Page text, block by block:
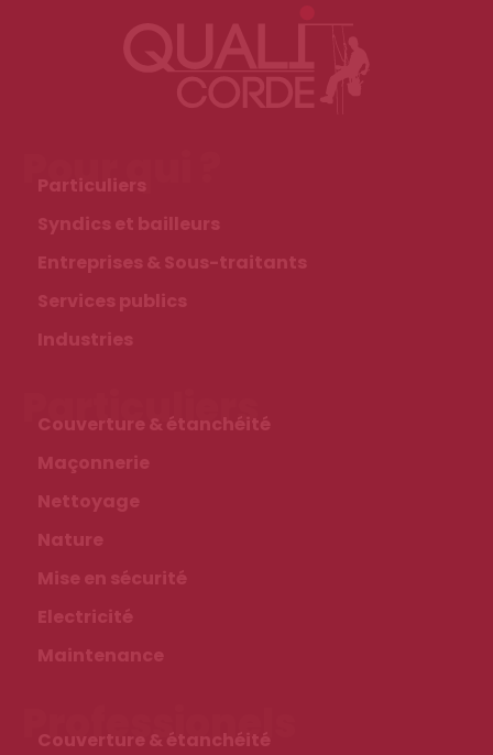
Professionels
Couverture & étanchéité
Particuliers
Couverture & étanchéité
Maçonnerie
Nettoyage
Nature
Mise en sécurité
Electricité
Maintenance
Pour qui ?
Particuliers
Syndics et bailleurs
Entreprises & Sous-traitants
Services publics
Industries